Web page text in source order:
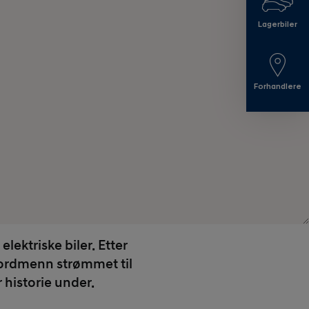
biler. Etter
strømmet til
historie under.
Lagerbiler
Forhandlere